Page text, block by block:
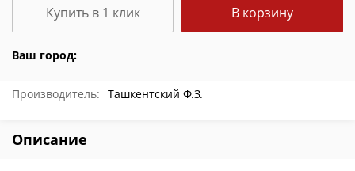
Ваш город:
В корзину
Купить в 1 клик
Производитель: Ташкентский Ф.З.
Описание